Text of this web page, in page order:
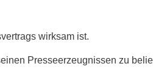
wirksam ist.
Presseerzeugnissen zu